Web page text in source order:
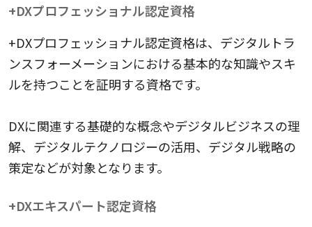
+DXプロフェッショナル認定資格
+DXプロフェッショナル認定資格は、デジタルトラ
ンスフォーメーションにおける基本的な知識やスキ
ルを持つことを証明する資格です。
DXに関連する基礎的な概念やデジタルビジネスの理
解、デジタルテクノロジーの活用、デジタル戦略の
策定などが対象となります。
+DXエキスパート認定資格